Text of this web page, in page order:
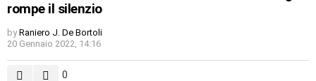
rompe il silenzio
by Raniero J. De Bortoli
20 Gennaio 2022, 14:16
0